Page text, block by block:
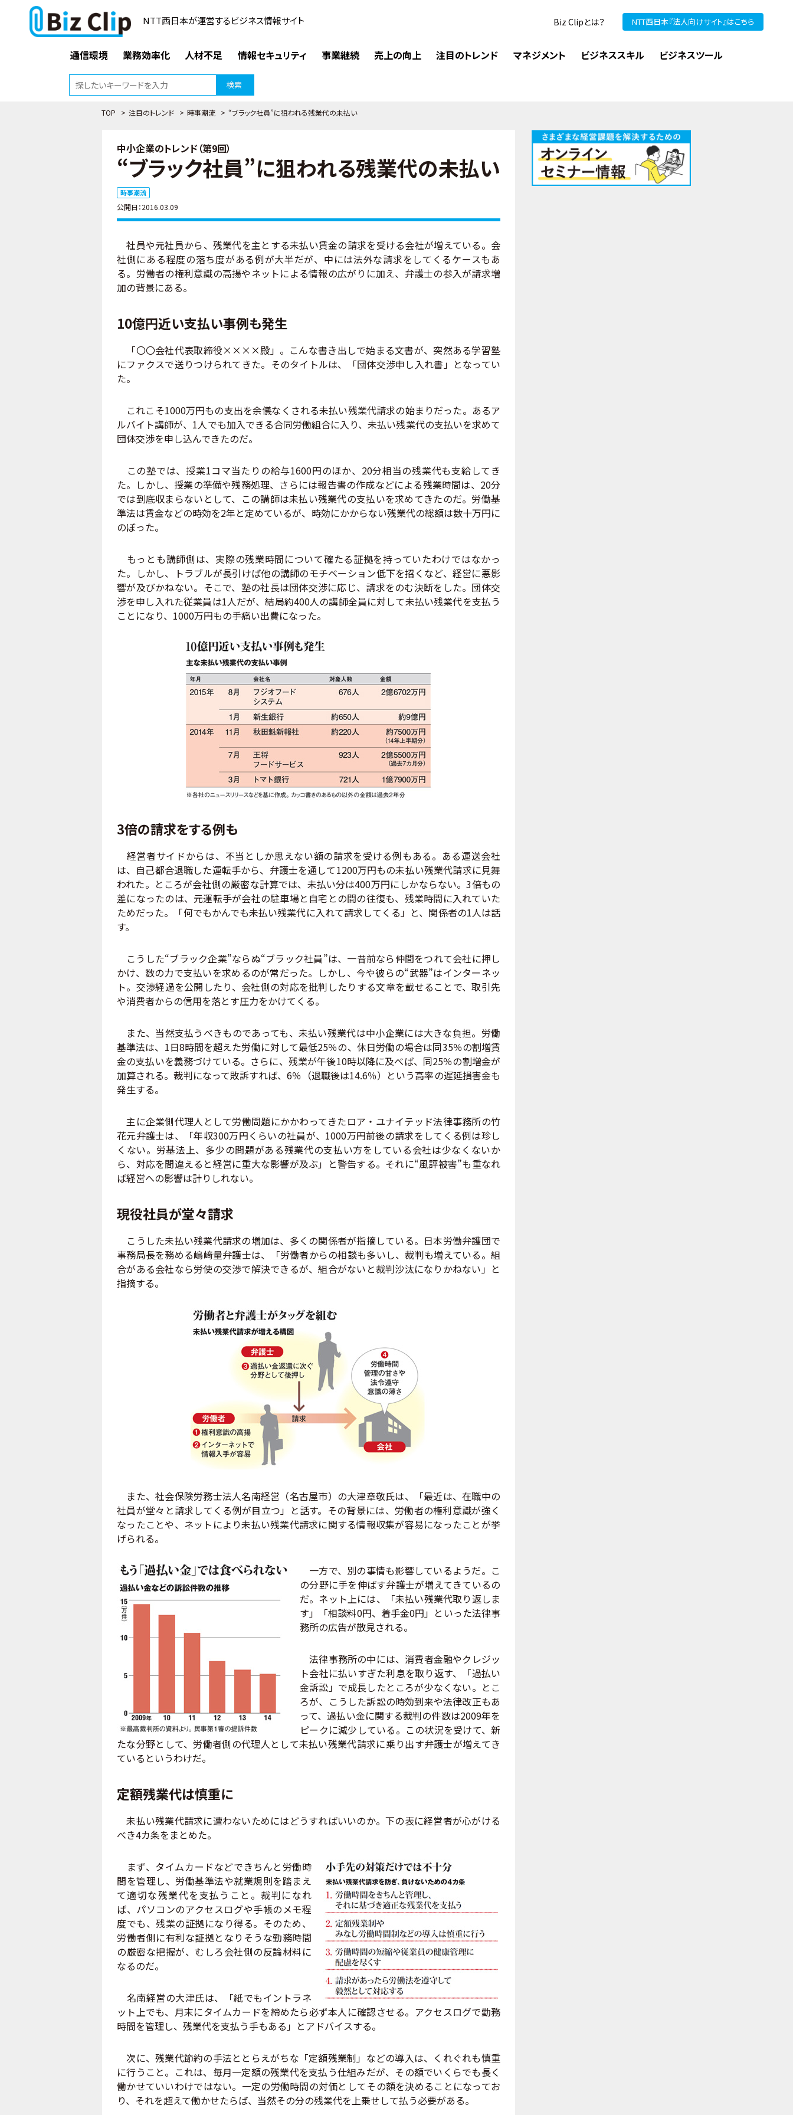
NTT西日本が運営するビジネス情報サイト Biz Clipとは？ NTT西日本『法人向けサイト』はこちら
通信環境 業務効率化 人材不足 情報セキュリティ 事業継続 売上の向上 注目のトレンド マネジメント ビジネススキル ビジネスツール
検索
TOP > 注目のトレンド > 時事潮流 > “ブラック社員”に狙われる残業代の未払い
中小企業のトレンド（第9回）
“ブラック社員”に狙われる残業代の未払い
時事潮流
公開日：2016.03.09
社員や元社員から、残業代を主とする未払い賃金の請求を受ける会社が増えている。会
社側にある程度の落ち度がある例が大半だが、中には法外な請求をしてくるケースもあ
る。労働者の権利意識の高揚やネットによる情報の広がりに加え、弁護士の参入が請求増
加の背景にある。
10億円近い支払い事例も発生
「〇〇会社代表取締役××××殿」。こんな書き出しで始まる文書が、突然ある学習塾
にファクスで送りつけられてきた。そのタイトルは、「団体交渉申し入れ書」となってい
た。
これこそ1000万円もの支出を余儀なくされる未払い残業代請求の始まりだった。あるア
ルバイト講師が、1人でも加入できる合同労働組合に入り、未払い残業代の支払いを求めて
団体交渉を申し込んできたのだ。
この塾では、授業1コマ当たりの給与1600円のほか、20分相当の残業代も支給してき
た。しかし、授業の準備や残務処理、さらには報告書の作成などによる残業時間は、20分
では到底収まらないとして、この講師は未払い残業代の支払いを求めてきたのだ。労働基
準法は賃金などの時効を2年と定めているが、時効にかからない残業代の総額は数十万円に
のぼった。
もっとも講師側は、実際の残業時間について確たる証拠を持っていたわけではなかっ
た。しかし、トラブルが長引けば他の講師のモチベーション低下を招くなど、経営に悪影
響が及びかねない。そこで、塾の社長は団体交渉に応じ、請求をのむ決断をした。団体交
渉を申し入れた従業員は1人だが、結局約400人の講師全員に対して未払い残業代を支払う
ことになり、1000万円もの手痛い出費になった。
3倍の請求をする例も
経営者サイドからは、不当としか思えない額の請求を受ける例もある。ある運送会社
は、自己都合退職した運転手から、弁護士を通して1200万円もの未払い残業代請求に見舞
われた。ところが会社側の厳密な計算では、未払い分は400万円にしかならない。3倍もの
差になったのは、元運転手が会社の駐車場と自宅との間の往復も、残業時間に入れていた
ためだった。「何でもかんでも未払い残業代に入れて請求してくる」と、関係者の1人は話
す。
こうした“ブラック企業”ならぬ“ブラック社員”は、一昔前なら仲間をつれて会社に押し
かけ、数の力で支払いを求めるのが常だった。しかし、今や彼らの“武器”はインターネッ
ト。交渉経過を公開したり、会社側の対応を批判したりする文章を載せることで、取引先
や消費者からの信用を落とす圧力をかけてくる。
また、当然支払うべきものであっても、未払い残業代は中小企業には大きな負担。労働
基準法は、1日8時間を超えた労働に対して最低25％の、休日労働の場合は同35％の割増賃
金の支払いを義務づけている。さらに、残業が午後10時以降に及べば、同25％の割増金が
加算される。裁判になって敗訴すれば、6％（退職後は14.6％）という高率の遅延損害金も
発生する。
主に企業側代理人として労働問題にかかわってきたロア・ユナイテッド法律事務所の竹
花元弁護士は、「年収300万円くらいの社員が、1000万円前後の請求をしてくる例は珍し
くない。労基法上、多少の問題がある残業代の支払い方をしている会社は少なくないか
ら、対応を間違えると経営に重大な影響が及ぶ」と警告する。それに“風評被害”も重なれ
ば経営への影響は計りしれない。
現役社員が堂々請求
こうした未払い残業代請求の増加は、多くの関係者が指摘している。日本労働弁護団で
事務局長を務める嶋﨑量弁護士は、「労働者からの相談も多いし、裁判も増えている。組
合がある会社なら労使の交渉で解決できるが、組合がないと裁判沙汰になりかねない」と
指摘する。
また、社会保険労務士法人名南経営（名古屋市）の大津章敬氏は、「最近は、在職中の
社員が堂々と請求してくる例が目立つ」と話す。その背景には、労働者の権利意識が強く
なったことや、ネットにより未払い残業代請求に関する情報収集が容易になったことが挙
げられる。
一方で、別の事情も影響しているようだ。こ
の分野に手を伸ばす弁護士が増えてきているの
だ。ネット上には、「未払い残業代取り返しま
す」「相談料0円、着手金0円」といった法律事
務所の広告が散見される。
法律事務所の中には、消費者金融やクレジッ
ト会社に払いすぎた利息を取り返す、「過払い
金訴訟」で成長したところが少なくない。とこ
ろが、こうした訴訟の時効到来や法律改正もあ
って、過払い金に関する裁判の件数は2009年を
ピークに減少している。この状況を受けて、新
たな分野として、労働者側の代理人として未払い残業代請求に乗り出す弁護士が増えてき
ているというわけだ。
定額残業代は慎重に
未払い残業代請求に遭わないためにはどうすればいいのか。下の表に経営者が心がける
べき4カ条をまとめた。
まず、タイムカードなどできちんと労働時
間を管理し、労働基準法や就業規則を踏まえ
て適切な残業代を支払うこと。裁判になれ
ば、パソコンのアクセスログや手帳のメモ程
度でも、残業の証拠になり得る。そのため、
労働者側に有利な証拠となりそうな勤務時間
の厳密な把握が、むしろ会社側の反論材料に
なるのだ。
名南経営の大津氏は、「紙でもイントラネ
ット上でも、月末にタイムカードを締めたら必ず本人に確認させる。アクセスログで勤務
時間を管理し、残業代を支払う手もある」とアドバイスする。
次に、残業代節約の手法ととらえがちな「定額残業制」などの導入は、くれぐれも慎重
に行うこと。これは、毎月一定額の残業代を支払う仕組みだが、その額でいくらでも長く
働かせていいわけではない。一定の労働時間の対価としてその額を決めることになってお
り、それを超えて働かせたらば、当然その分の残業代を上乗せして払う必要がある。